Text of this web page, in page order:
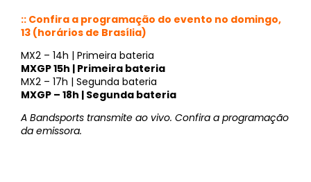
:: Confira a programação do evento no domingo,
13 (horários de Brasília)
MX2 – 14h | Primeira bateria
MXGP 15h | Primeira bateria
MX2 – 17h | Segunda bateria
MXGP – 18h | Segunda bateria
A Bandsports transmite ao vivo. Confira a programação
da emissora.